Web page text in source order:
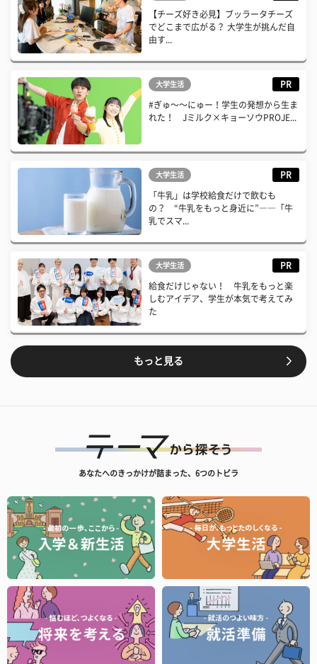
【チーズ好き必見】ブッラータチーズ
でどこまで広がる？ 大学生が挑んだ自
由す...
大学生活 PR
#ぎゅ〜〜にゅー！学生の発想から生ま
れた！ Jミルク×キョーソウPROJE...
大学生活 PR
「牛乳」は学校給食だけで飲むも
の？ “牛乳をもっと身近に”――「牛
乳でスマ...
大学生活 PR
給食だけじゃない！ 牛乳をもっと楽
しむアイデア、学生が本気で考えてみ
た
もっと見る
あなたへのきっかけが詰まった、6つのトビラ